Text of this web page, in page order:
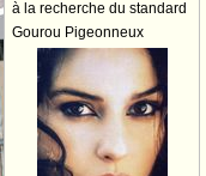
à la recherche du standard
Gourou Pigeonneux